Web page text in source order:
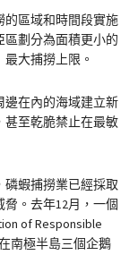
的區域和時間段實施
劃分為面積更小的
大捕撈上限。
邊在內的海域建立新
甚至乾脆禁止在最敏
蝦捕撈業已經採取
。去年12月，一個
of Responsible
南極半島三個企鵝